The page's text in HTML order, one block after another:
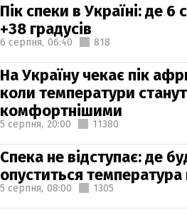
Пік спеки в Україні: де 6
+38 градусів
6 серпня, 06:40 818
На Україну чекає пік
коли температури
комфортнішими
5 серпня, 20:00 11380
Спека не відступає: де
опуститься
5 серпня, 08:00 1305